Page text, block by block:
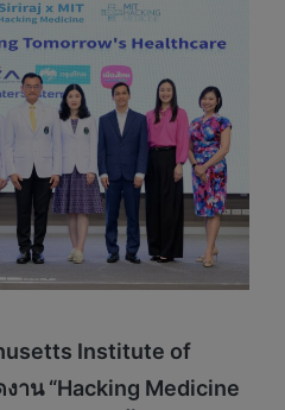
Institute of
งาน “Hacking Medicine